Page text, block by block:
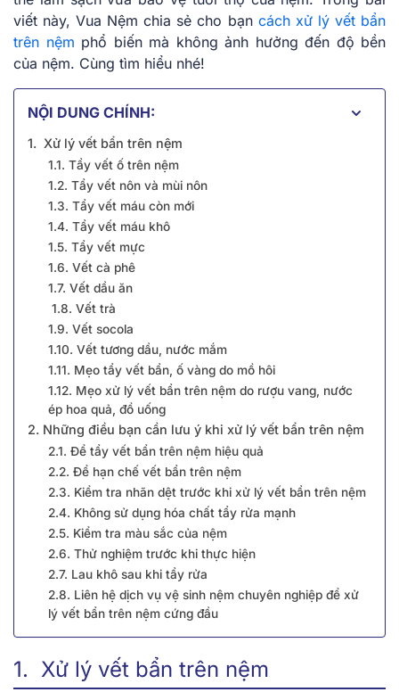
viết này, Vua Nệm chia sẻ cho bạn cách xử lý vết bẩn
trên nệm phổ biến mà không ảnh hưởng đến độ bền
của nệm. Cùng tìm hiểu nhé!
NỘI DUNG CHÍNH:
1. Xử lý vết bẩn trên nệm
1.1. Tẩy vết ố trên nệm
1.2. Tẩy vết nôn và mùi nôn
1.3. Tẩy vết máu còn mới
1.4. Tẩy vết máu khô
1.5. Tẩy vết mực
1.6. Vết cà phê
1.7. Vết dầu ăn
1.8. Vết trà
1.9. Vết socola
1.10. Vết tương dầu, nước mắm
1.11. Mẹo tẩy vết bẩn, ố vàng do mồ hôi
1.12. Mẹo xử lý vết bẩn trên nệm do rượu vang, nước
ép hoa quả, đồ uống
2. Những điều bạn cần lưu ý khi xử lý vết bẩn trên nệm
2.1. Để tẩy vết bẩn trên nệm hiệu quả
2.2. Để hạn chế vết bẩn trên nệm
2.3. Kiểm tra nhãn dệt trước khi xử lý vết bẩn trên nệm
2.4. Không sử dụng hóa chất tẩy rửa mạnh
2.5. Kiểm tra màu sắc của nệm
2.6. Thử nghiệm trước khi thực hiện
2.7. Lau khô sau khi tẩy rửa
2.8. Liên hệ dịch vụ vệ sinh nệm chuyên nghiệp để xử
lý vết bẩn trên nệm cứng đầu
1. Xử lý vết bẩn trên nệm